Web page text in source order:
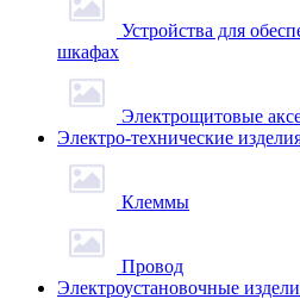
Устройства для
шкафах
Электрощитовые
Электро-технические
Клеммы
Провод
Электроустановочные